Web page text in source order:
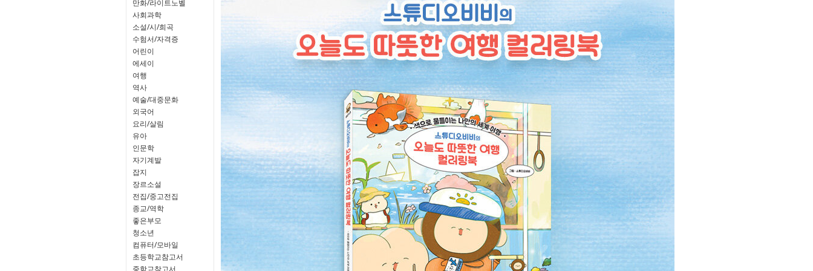
만화/라이트노벨
사회과학
소설/시/희곡
수험서/자격증
어린이
에세이
여행
역사
예술/대중문화
외국어
요리/살림
유아
인문학
자기계발
잡지
장르소설
전집/중고전집
종교/역학
좋은부모
청소년
컴퓨터/모바일
초등학교참고서
중학교참고서